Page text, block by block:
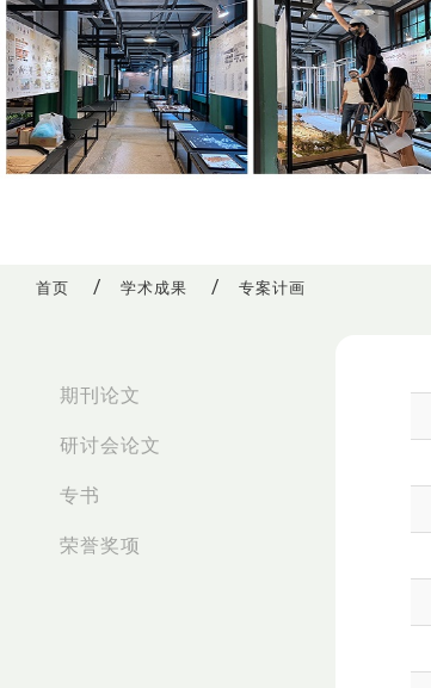
首页 学术成果 专案计画
期刊论文
研讨会论文
专书
荣誉奖项